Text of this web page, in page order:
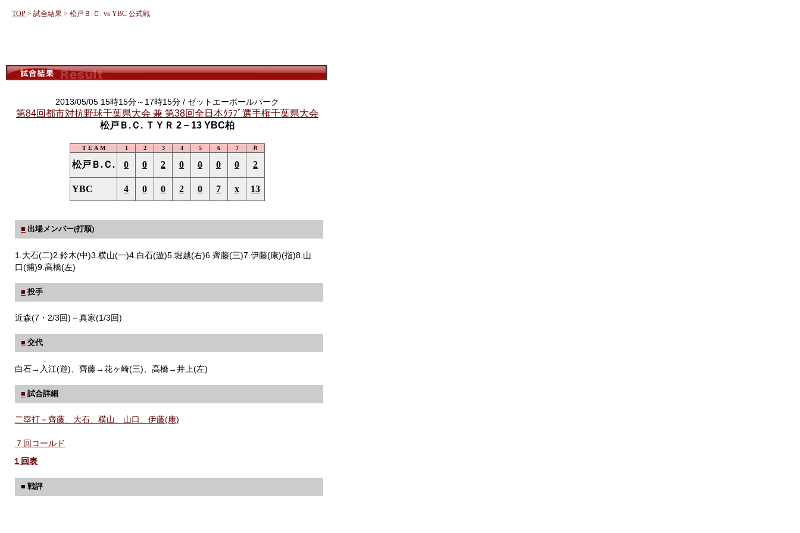
TOP > 試合結果 > 松戸Ｂ.Ｃ. vs YBC 公式戦
2013/05/05 15時15分～17時15分 / ゼットエーボールパーク
第84回都市対抗野球千葉県大会 兼 第38回全日本ｸﾗﾌﾞ選手権千葉県大会
松戸Ｂ.Ｃ. ＴＹＲ 2－13 YBC柏
T E A M 1 2 3 4 5 6 7 Ｒ
松戸Ｂ.Ｃ. 0 0 2 0 0 0 0 2
YBC 4 0 0 2 0 7 x 13
■ 出場メンバー(打順)
1.大石(二)2.鈴木(中)3.横山(一)4.白石(遊)5.堀越(右)6.齊藤(三)7.伊藤(康)(指)8.山
口(捕)9.高橋(左)
■ 投手
近森(7・2/3回)－真家(1/3回)
■ 交代
白石→入江(遊)、齊藤→花ヶ崎(三)、高橋→井上(左)
■ 試合詳細
二塁打－齊藤、大石、横山、山口、伊藤(康)
７回コールド
１回表
■ 戦評